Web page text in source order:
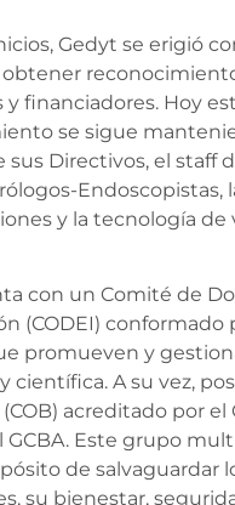
Gedyt se erigió
obtener
y financiadores. Hoy
se sigue
sus Directivos, el staff
Endoscopistas,
y la tecnología de
con un Comité de
(CODEI) conformado
promueven y
científica. A su vez,
acreditado por el
GCBA. Este grupo
de salvaguardar
su bienestar,